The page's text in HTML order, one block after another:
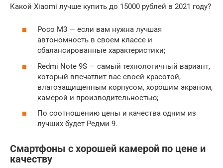
Какой Xiaomi лучше купить до 15000 рублей в 2021 году?
Poco M3 — если вам нужна лучшая
автономность в своем классе и
сбалансированные характеристики;
Redmi Note 9S — самый технологичный вариант,
который впечатлит вас своей красотой,
влагозащищенным корпусом, хорошим экраном,
камерой и производительностью;
По соотношению цены и качества одним из
лучших будет Редми 9.
Смартфоны с хорошей камерой по цене и
качеству